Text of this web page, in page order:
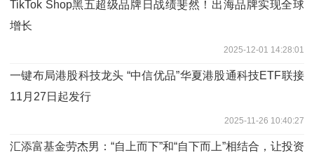
TikTok Shop黑五超级品牌日战绩斐然！出海品牌实现全球
增长
2025-12-01 14:28:01
一键布局港股科技龙头 “中信优品”华夏港股通科技ETF联接
11月27日起发行
2025-11-26 10:40:27
汇添富基金劳杰男：“自上而下”和“自下而上”相结合，让投资